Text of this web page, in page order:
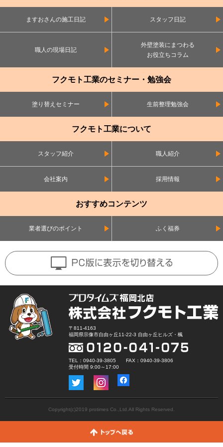
ますおさんの施工日記 スタッフ日記
職人の現場日記
外壁塗装にまつわる
お役立ちコラム
フクモト工業のセミナー・勉強会
塗り替えセミナー 生前整理勉強会
フクモト工業について
スタッフ紹介 職人紹介
会社案内 採用情報
おすすめコンテンツ
業者選びのポイント ふく福券
〒811-4163
福岡県宗像市自由ヶ丘11-22-3 自由ヶ丘ヒルズ・楓
TEL：0940-39-3805 FAX：0940-39-3806
受付時間 9:00～17:00
Copyright(c)2019 protimes Co.,Ltd.All Rights Reserved.